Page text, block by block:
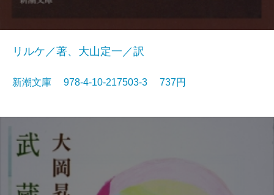
リルケ／著、大山定一／訳
新潮文庫 978-4-10-217503-3 737円